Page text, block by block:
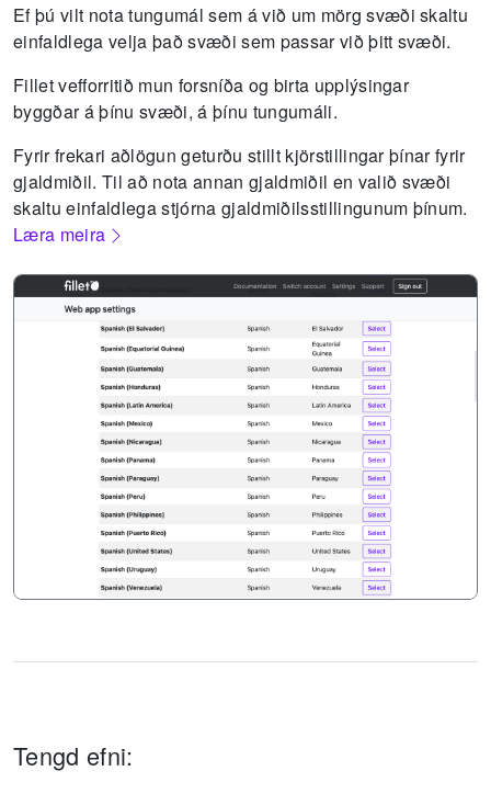
Ef þú vilt nota tungumál sem á við um mörg svæði skaltu
einfaldlega velja það svæði sem passar við þitt svæði.
Fillet vefforritið mun forsníða og birta upplýsingar
byggðar á þínu svæði, á þínu tungumáli.
Fyrir frekari aðlögun geturðu stillt kjörstillingar þínar fyrir
gjaldmiðil. Til að nota annan gjaldmiðil en valið svæði
skaltu einfaldlega stjórna gjaldmiðilsstillingunum þínum.
Læra meira
Tengd efni: